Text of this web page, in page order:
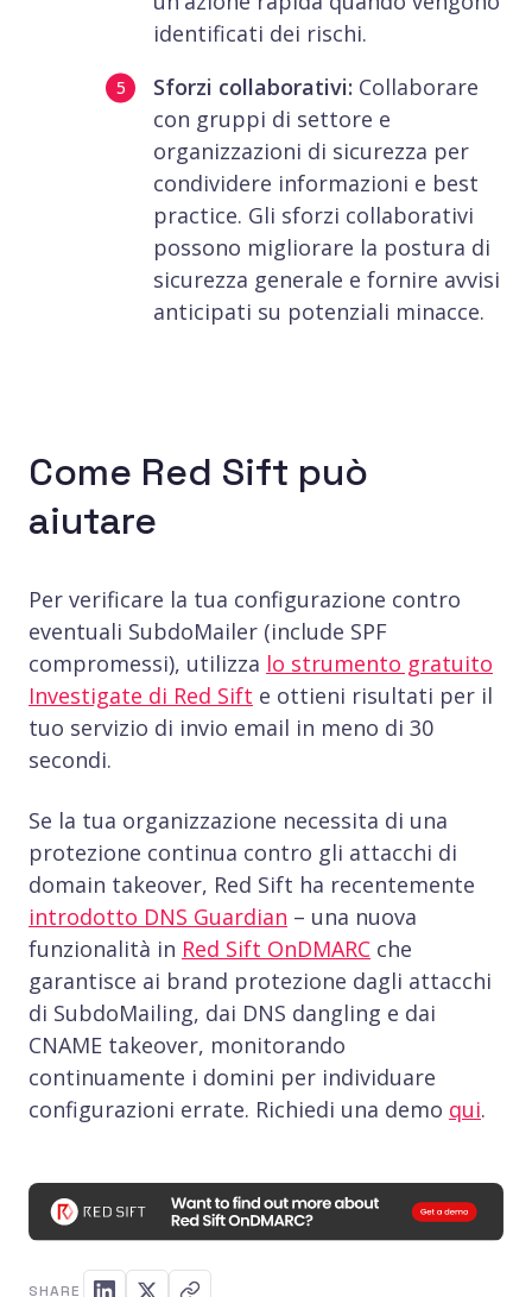
identificati dei rischi.
Sforzi collaborativi: Collaborare
con gruppi di settore e
organizzazioni di sicurezza per
condividere informazioni e best
practice. Gli sforzi collaborativi
possono migliorare la postura di
sicurezza generale e fornire avvisi
anticipati su potenziali minacce.
Come Red Sift può
aiutare
Per verificare la tua configurazione contro
eventuali SubdoMailer (include SPF
compromessi), utilizza lo strumento gratuito
Investigate di Red Sift e ottieni risultati per il
tuo servizio di invio email in meno di 30
secondi.
Se la tua organizzazione necessita di una
protezione continua contro gli attacchi di
domain takeover, Red Sift ha recentemente
introdotto DNS Guardian – una nuova
funzionalità in Red Sift OnDMARC che
garantisce ai brand protezione dagli attacchi
di SubdoMailing, dai DNS dangling e dai
CNAME takeover, monitorando
continuamente i domini per individuare
configurazioni errate. Richiedi una demo qui.
SHARE